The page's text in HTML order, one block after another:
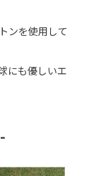
ンを使用して
にも優しいエ